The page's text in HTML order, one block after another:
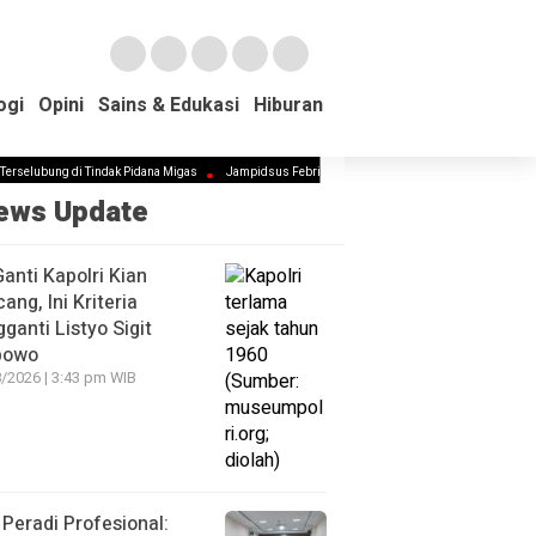
Opini Sains & Edukasi Hiburan
Opini Sains & Edukasi Hiburan
di Tindak Pidana Migas Jampidsus Febrie Diminta Mundur Demi Jaga Marwah Kejagung
Update
Kapolri Kian
Ini Kriteria
Listyo Sigit
2026 | 3:43 pm WIB
Profesional: